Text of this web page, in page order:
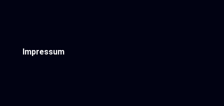
Impressum